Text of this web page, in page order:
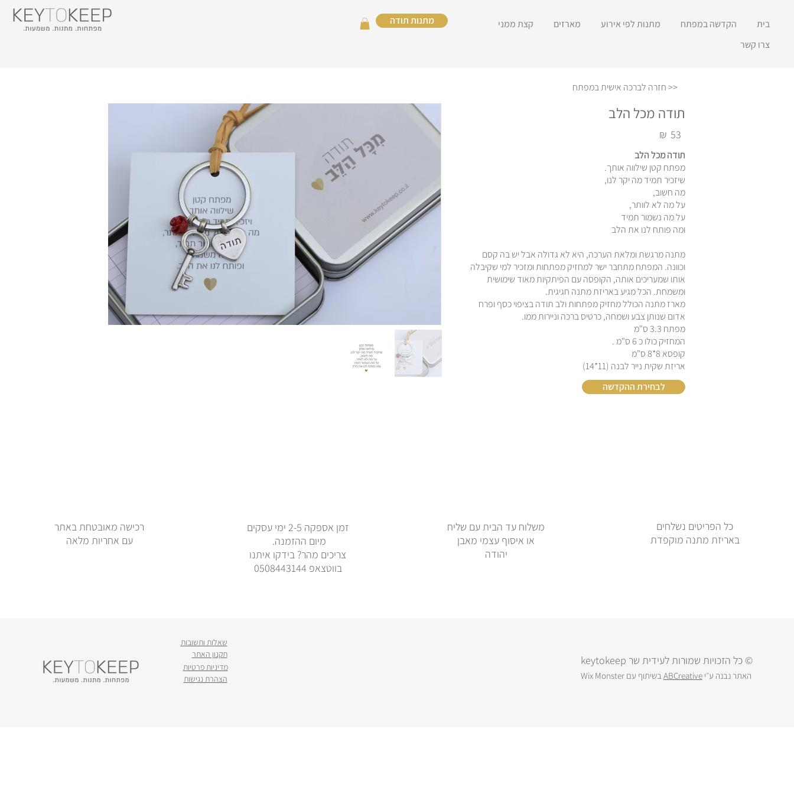
מתנות תודה בית הקדשה במפתח מתנות לפי אירוע מארזים
קצת ממני
צרו קשר
<< חזרה לברכה אישית במפתח
תודה מכל הלב
₪ 53
תודה מכל הלב
מפתח קטן שילווה אותך.
שיזכיר תמיד מה יקר לנו,
מה חשוב,
על מה לא לוותר,
על מה נשמור תמיד
ומה פותח לנו את הלב
מתנה מרגשת ומלאת הערכה, היא לא גדולה אבל יש בה קסם
וכוונה. המפתח מתחבר ישר למחזיק מפתחות ומזכיר למי שקיבלה
אותו שמעריכים אותה, הקופסה עם הפיתקיות מאוד שימושית
ומשמחת. הכל מגיע באריזת מתנה חגיגית.
מארז מתנה הכולל מחזיק מפתחות ולב תודה בציפוי כסף ופרח
אדום שנותן צבע ושמחה, כרטיס ברכה וניירות ממו.
מפתח 3.3 ס"מ
המחזיק כולו כ 6 ס"מ .
קופסא 8*8 ס"מ
אריזת שקית נייר לבנה (11*14)
לבחירת ההקדשה
רכישה מאובטחת באתר
עם אחריות מלאה
זמן אספקה 2-5 ימי עסקים
מיום ההזמנה.
צריכים מהר? בידקו איתנו
בווטצאפ 0508443144
משלוח עד הבית עם שליח
או איסוף עצמי מאבן
יהודה
כל הפריטים נשלחים
באריזת מתנה מוקפדת
שאלות ותשובות
תקנון האתר
מדיניות פרטיות
הצהרת נגישות
© כל הזכויות שמורות לעידית שר keytokeep
האתר נבנה ע״יABCreative בשיתוף עםWix Monster